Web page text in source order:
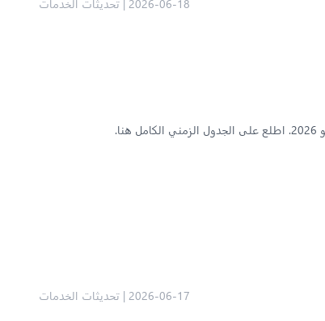
2026-06-18
| تحديثات الخدمات
2026-06-17
| تحديثات الخدمات